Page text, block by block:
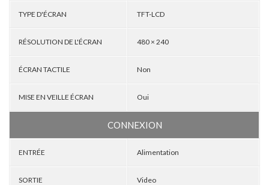
TYPE D'ÉCRAN TFT-LCD
RÉSOLUTION DE L'ÉCRAN 480 × 240
ÉCRAN TACTILE Non
MISE EN VEILLE ÉCRAN Oui
CONNEXION
ENTRÉE Alimentation
SORTIE Video